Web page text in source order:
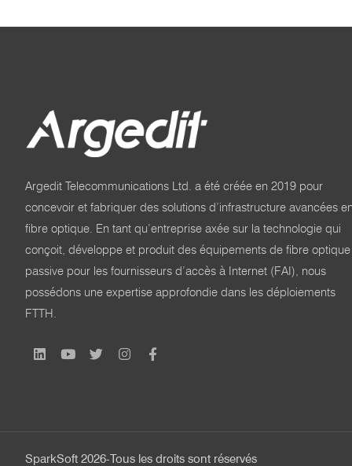
Argedit Telecommunications Ltd. a été créée en 2019 pour
concevoir et fabriquer des solutions d’infrastructure avancées
fibre optique. En tant qu’entreprise axée sur la technologie qui
conçoit, développe et produit des équipements de fibre optique
passive pour les fournisseurs d’accès à Internet (FAI), nous
possédons une expertise approfondie dans les déploiements
FTTH.
SparkSoft 2026-Tous les droits sont réservés